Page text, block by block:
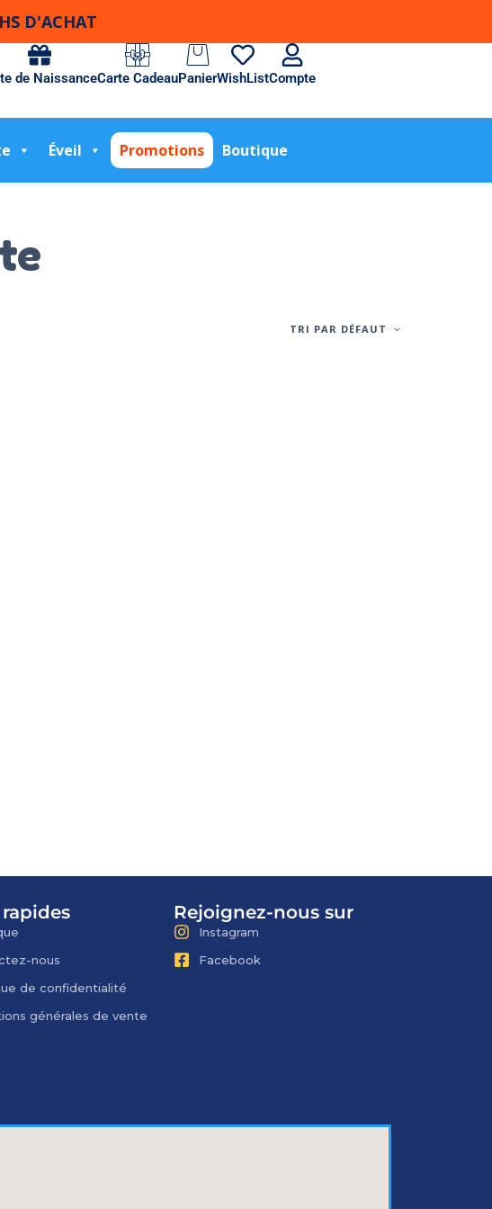
D'ACHAT
de NaissanceCarte CadeauPanierWishListCompte
Éveil Promotions Boutique
TRI PAR DÉFAUT
nous
de confidentialité
générales de vente
Rejoignez-nous sur
Instagram
Facebook